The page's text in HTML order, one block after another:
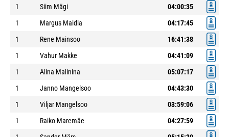
1
Siim Mägi
04:00:35
1
Margus Maidla
04:17:45
1
Rene Mainsoo
16:41:38
1
Vahur Makke
04:41:09
1
Alina Malinina
05:07:17
1
Janno Mangelsoo
04:43:30
1
Viljar Mangelsoo
03:59:06
1
Raiko Maremäe
04:27:59